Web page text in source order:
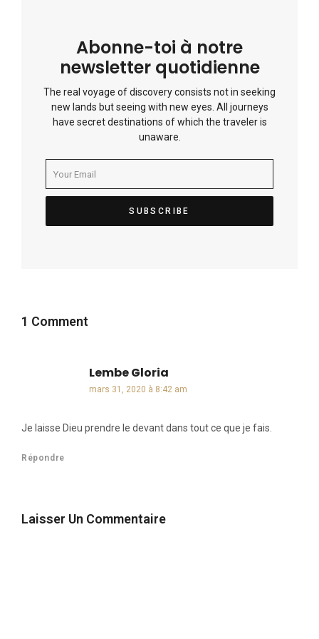
Abonne-toi à notre
newsletter quotidienne
The real voyage of discovery consists not in seeking
new lands but seeing with new eyes. All journeys
have secret destinations of which the traveler is
unaware.
1 Comment
Lembe Gloria
mars 31, 2020 à 8:42 am
Je laisse Dieu prendre le devant dans tout ce que je fais.
Répondre
Laisser Un Commentaire